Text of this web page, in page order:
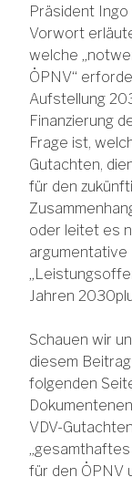
Präsident
Vorwort
welche
ÖPNV“
Aufstellung
Finanzierung
Frage ist,
Gutachten,
für den
oder leitet es
argumentative
Jahren
Schauen wir
diesem
folgenden
VDV-
„gesamthaftes
für den ÖPNV